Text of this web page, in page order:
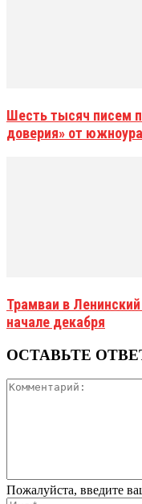
Шесть тысяч писем
доверия» от
Трамваи в
начале декабря
ОСТАВЬТЕ
Пожалуйста, введите